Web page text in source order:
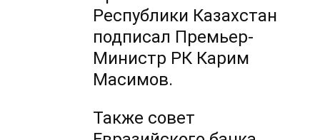
Республики Казахстан
подписал Премьер-
Министр РК Карим
Масимов.
Также совет